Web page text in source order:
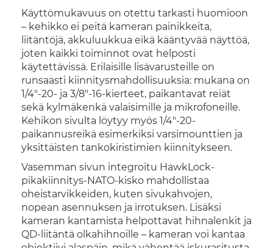
Käyttömukavuus on otettu tarkasti huomioon
– kehikko ei peitä kameran painikkeita,
liitäntöjä, akkuluukkua eikä kääntyvää näyttöä,
joten kaikki toiminnot ovat helposti
käytettävissä. Erilaisille lisävarusteille on
runsaasti kiinnitysmahdollisuuksia: mukana on
1/4"-20- ja 3/8"-16-kierteet, paikantavat reiät
sekä kylmäkenkä valaisimille ja mikrofoneille.
Kehikon sivulta löytyy myös 1/4"-20-
paikannusreikä esimerkiksi varsimounttien ja
yksittäisten tankokiristimien kiinnitykseen.
Vasemman sivun integroitu HawkLock-
pikakiinnitys-NATO-kisko mahdollistaa
oheistarvikkeiden, kuten sivukahvojen,
nopean asennuksen ja irrotuksen. Lisäksi
kameran kantamista helpottavat hihnalenkit ja
QD-liitäntä olkahihnoille – kameran voi kantaa